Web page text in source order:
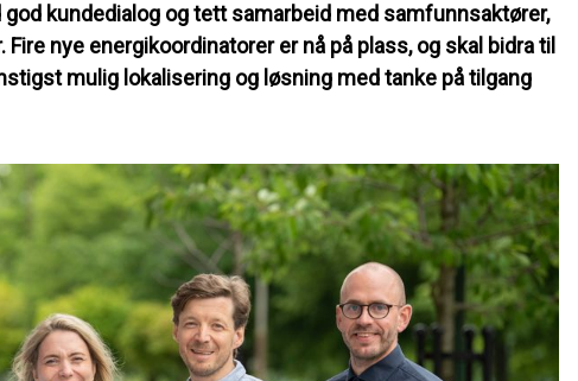
kundedialog og tett samarbeid med samfunnsaktører,
nye energikoordinatorer er nå på plass, og skal bidra til
mulig lokalisering og løsning med tanke på tilgang